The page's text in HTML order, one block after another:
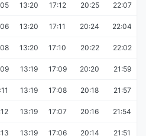
13:20 17:12 20:25 22:07
13:20 17:11 20:24 22:04
13:20 17:10 20:22 22:02
13:19 17:09 20:20 21:59
13:19 17:08 20:18 21:57
13:19 17:07 20:16 21:54
13:19 17:06 20:14 21:51